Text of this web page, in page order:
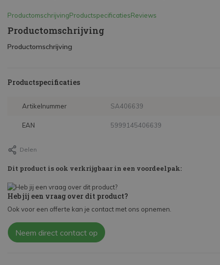
ProductomschrijvingProductspecificatiesReviews
Productomschrijving
Productomschrijving
Productspecificaties
Artikelnummer SA406639
EAN 5999145406639
Delen
Dit product is ook verkrijgbaar in een voordeelpak:
Heb jij een vraag over dit product?
Ook voor een offerte kan je contact met ons opnemen.
Neem direct contact op